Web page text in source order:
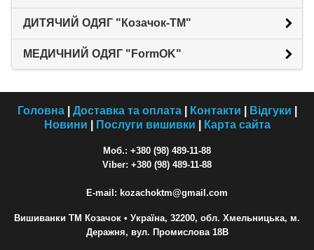
ДИТЯЧИЙ ОДЯГ "Козачок-ТМ"
МЕДИЧНИЙ ОДЯГ "FormOK"
Головна| Доставка та оплата| Контакти Відгуки
Новини
Послуги вишивки Карта сайта
Моб.: +380 (98) 489-11-88
Viber: +380 (98) 489-11-88
E-mail: kozachoktm@gmail.com
Вишиванки ТМ Козачок • Україна, 32200, обл. Хмельницька, м.
Деражня, вул. Промислова 18В